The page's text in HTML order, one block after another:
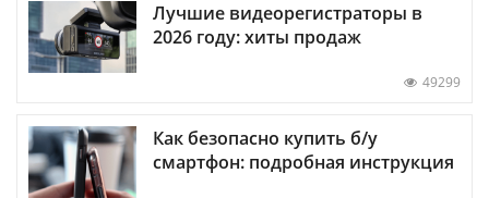
Лучшие видеорегистраторы в
2026 году: хиты продаж
49299
Как безопасно купить б/у
смартфон: подробная инструкция